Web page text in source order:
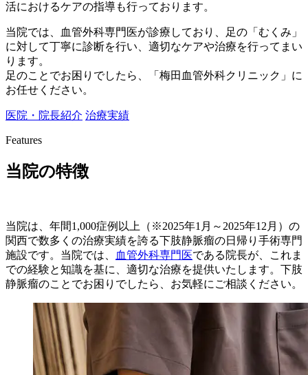
活におけるケアの指導も行っております。
当院では、血管外科専門医が診療しており、足の「むくみ」
に対して丁寧に診断を行い、適切なケアや治療を行ってまい
ります。
足のことでお困りでしたら、「梅田血管外科クリニック」に
お任せください。
医院・院長紹介 治療実績
Features
当院の特徴
当院は、年間1,000症例以上（※2025年1月～2025年12月）の
関西で数多くの治療実績を誇る下肢静脈瘤の日帰り手術専門
施設です。当院では、
血管外科専門医である院長が、これま
での経験と知識を基に、適切な治療を提供いたします。下肢
静脈瘤のことでお困りでしたら、お気軽にご相談ください。